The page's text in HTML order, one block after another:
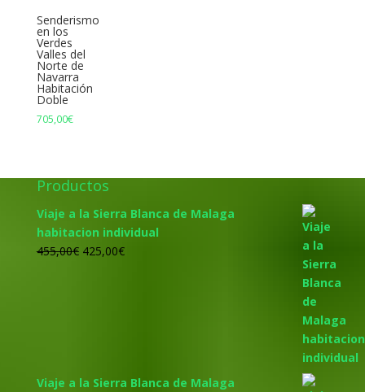
Senderismo
en los
Verdes
Valles del
Norte de
Navarra
Habitación
Doble
705,00€
Productos
Viaje a la Sierra Blanca de Malaga
habitacion individual
455,00€ El
425,00€El
Viaje a la Sierra Blanca de Malaga